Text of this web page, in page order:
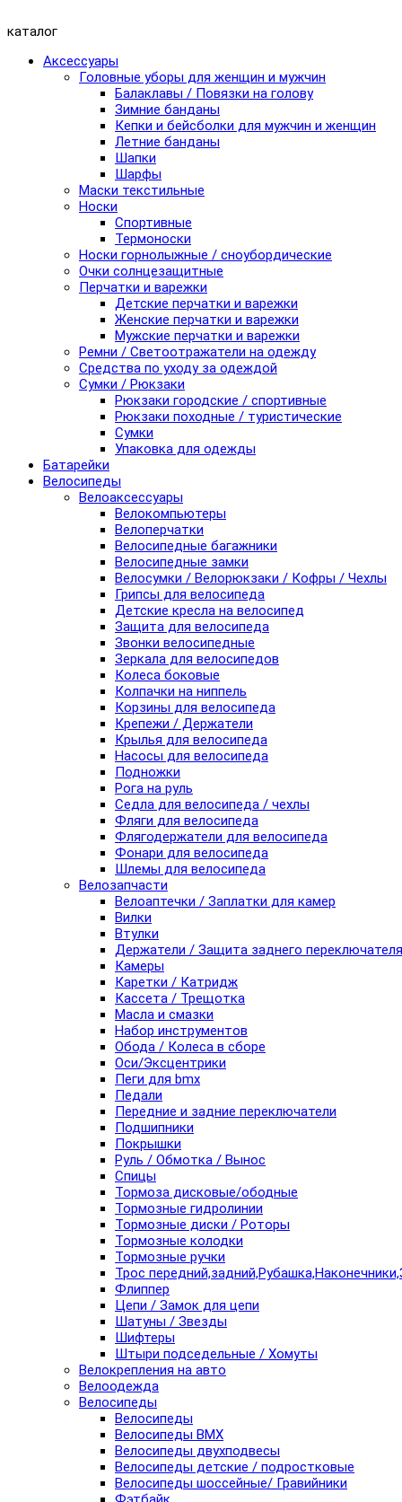
каталог
Аксессуары
Головные уборы для женщин и мужчин
Балаклавы / Повязки на голову
Зимние банданы
Кепки и бейсболки для мужчин и женщин
Летние банданы
Шапки
Шарфы
Маски текстильные
Носки
Спортивные
Термоноски
Носки горнолыжные / сноубордические
Очки солнцезащитные
Перчатки и варежки
Детские перчатки и варежки
Женские перчатки и варежки
Мужские перчатки и варежки
Ремни / Светоотражатели на одежду
Средства по уходу за одеждой
Сумки / Рюкзаки
Рюкзаки городские / спортивные
Рюкзаки походные / туристические
Сумки
Упаковка для одежды
Батарейки
Велосипеды
Велоаксессуары
Велокомпьютеры
Велоперчатки
Велосипедные багажники
Велосипедные замки
Велосумки / Велорюкзаки / Кофры / Чехлы
Грипсы для велосипеда
Детские кресла на велосипед
Защита для велосипеда
Звонки велосипедные
Зеркала для велосипедов
Колеса боковые
Колпачки на ниппель
Корзины для велосипеда
Крепежи / Держатели
Крылья для велосипеда
Насосы для велосипеда
Подножки
Рога на руль
Седла для велосипеда / чехлы
Фляги для велосипеда
Флягодержатели для велосипеда
Фонари для велосипеда
Шлемы для велосипеда
Велозапчасти
Велоаптечки / Заплатки для камер
Вилки
Втулки
Держатели / Защита заднего переключателя
Камеры
Каретки / Катридж
Кассета / Трещотка
Масла и смазки
Набор инструментов
Обода / Колеса в сборе
Оси/Эксцентрики
Пеги для bmx
Педали
Передние и задние переключатели
Подшипники
Покрышки
Руль / Обмотка / Вынос
Спицы
Тормоза дисковые/ободные
Тормозные гидролинии
Тормозные диски / Роторы
Тормозные колодки
Тормозные ручки
Трос
Флиппер
Цепи / Замок для цепи
Шатуны / Звезды
Шифтеры
Штыри подседельные / Хомуты
Велокрепления на авто
Велоодежда
Велосипеды
Велосипеды
Велосипеды BMX
Велосипеды двухподвесы
Велосипеды детские / подростковые
Велосипеды шоссейные/ Гравийники